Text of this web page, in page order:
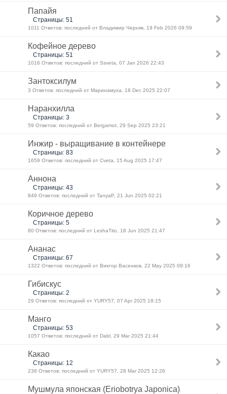
Папайя
Страницы: 51
1011 Ответов: последний от Владимир Черняк, 19 Feb 2026 09:59
Кофейное дерево
Страницы: 51
1016 Ответов: последний от Ssveta, 07 Jan 2026 22:43
Зантоксилум
3 Ответов: последний от Маринамуха, 18 Dec 2025 22:07
Наранхилла
Страницы: 3
59 Ответов: последний от Bergamot, 29 Sep 2025 23:21
Инжир - выращивание в контейнере
Страницы: 83
1659 Ответов: последний от Cveta, 15 Aug 2025 17:47
Аннона
Страницы: 43
849 Ответов: последний от TanyaP, 21 Jun 2025 02:21
Коричное дерево
Страницы: 5
80 Ответов: последний от LeshaTito, 18 Jun 2025 21:47
Ананас
Страницы: 67
1322 Ответов: последний от Виктор Васенков, 22 May 2025 09:16
Гибискус
Страницы: 2
29 Ответов: последний от YURY57, 07 Apr 2025 18:15
Манго
Страницы: 53
1057 Ответов: последний от Dabl, 29 Mar 2025 21:44
Какао
Страницы: 12
238 Ответов: последний от YURY57, 28 Mar 2025 12:26
Мушмула японская (Eriobotrya Japonica)